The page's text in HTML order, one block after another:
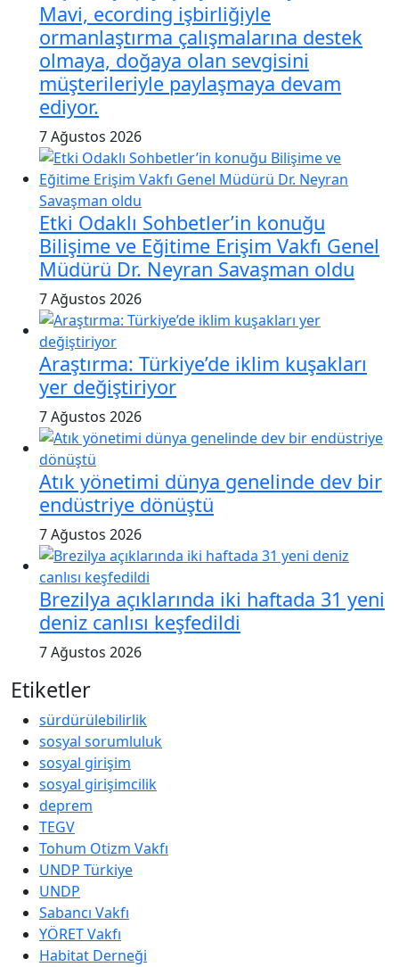
Mavi, ecording işbirliğiyle
ormanlaştırma çalışmalarına destek
olmaya, doğaya olan sevgisini
müşterileriyle paylaşmaya devam
ediyor.
7 Ağustos 2026
Etki Odaklı Sohbetler’in konuğu
Bilişime ve Eğitime Erişim Vakfı Genel
Müdürü Dr. Neyran Savaşman oldu
7 Ağustos 2026
Araştırma: Türkiye’de iklim kuşakları
yer değiştiriyor
7 Ağustos 2026
Atık yönetimi dünya genelinde dev bir
endüstriye dönüştü
7 Ağustos 2026
Brezilya açıklarında iki haftada 31 yeni
deniz canlısı keşfedildi
7 Ağustos 2026
Etiketler
sürdürülebilirlik
sosyal sorumluluk
sosyal girişim
sosyal girişimcilik
deprem
TEGV
Tohum Otizm Vakfı
UNDP Türkiye
UNDP
Sabancı Vakfı
YÖRET Vakfı
Habitat Derneği